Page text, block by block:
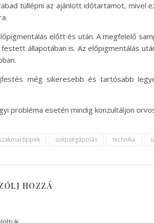
túllépni az ajánlott időtartamot, mivel
előtt és után. A megfelelő
állapotában is. Az előpigmentálás
még sikeresebb és tartósabb
probléma esetén mindig konzultáljon
tippek szépségápolás technika
HOZZÁ